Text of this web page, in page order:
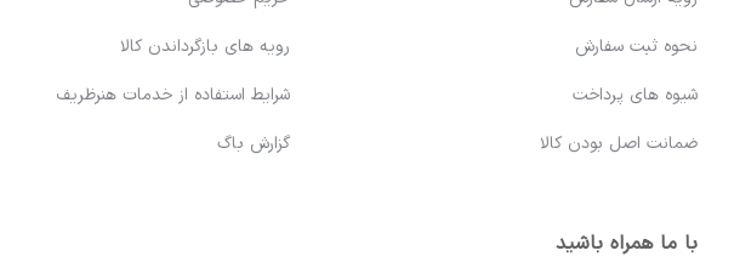
نحوه ثبت سفارش
شیوه های پرداخت
ضمانت اصل بودن کالا
رویه های بازگرداندن کالا
شرایط استفاده از خدمات هنرظریف
گزارش باگ
با ما همراه باشید